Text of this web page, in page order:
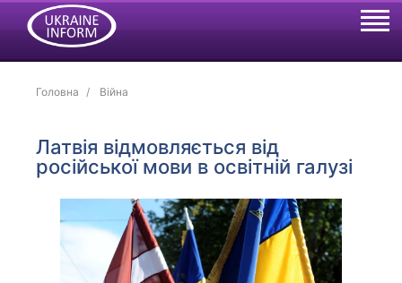
Головна Війна
Латвія відмовляється від
російської мови в освітній галузі